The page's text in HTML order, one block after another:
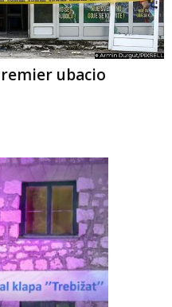
ubacio